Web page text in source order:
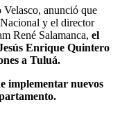
anunció que
y el director
René Salamanca, el
Enrique Quintero
a Tuluá.
implementar nuevos